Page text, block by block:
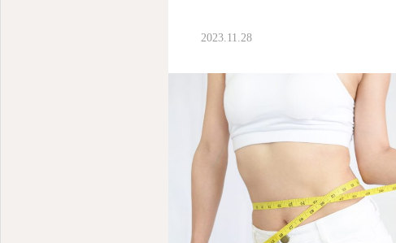
2023.11.28